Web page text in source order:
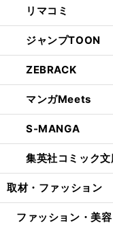
リマコミ
ジャンプTOON
ZEBRACK
マンガMeets
S-MANGA
集英社コミック文
取材・ファッション
ファッション・美容